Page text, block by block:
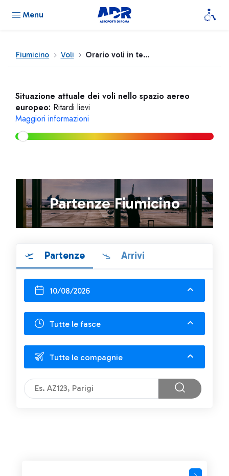
Menu
Fiumicino Voli Orario voli in tempo reale
Situazione attuale dei voli nello spazio aereo
europeo: Ritardi lievi
Maggiori informazioni
Partenze Fiumicino
Partenze Arrivi
10/08/2026
Tutte le fasce
Tutte le compagnie